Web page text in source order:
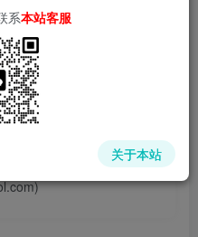
更多网赚项目，点击以下
首页：
项目和创业教程 - 狂人资源
系本站客服
关于本站